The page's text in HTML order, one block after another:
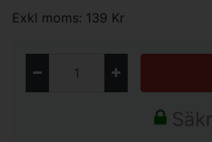
Exkl moms: 139 Kr